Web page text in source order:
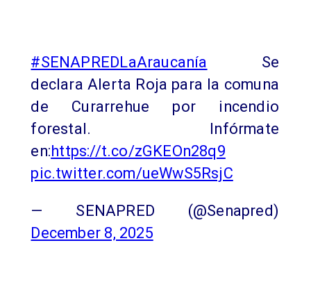
#SENAPREDLaAraucanía Se
declara Alerta Roja para la comuna
de Curarrehue por incendio
forestal. Infórmate
en:https://t.co/zGKEOn28q9
pic.twitter.com/ueWwS5RsjC
— SENAPRED (@Senapred)
December 8, 2025